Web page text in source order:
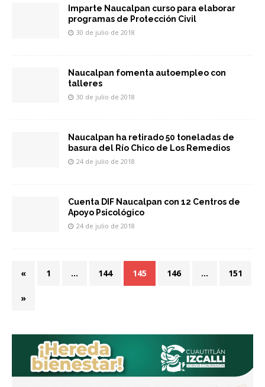
Imparte Naucalpan curso para elaborar
programas de Protección Civil
30 de julio de 2018
Naucalpan fomenta autoempleo con
talleres
30 de julio de 2018
Naucalpan ha retirado 50 toneladas de
basura del Río Chico de Los Remedios
24 de julio de 2018
Cuenta DIF Naucalpan con 12 Centros de
Apoyo Psicológico
24 de julio de 2018
« 1 … 144 145 146 … 151
»